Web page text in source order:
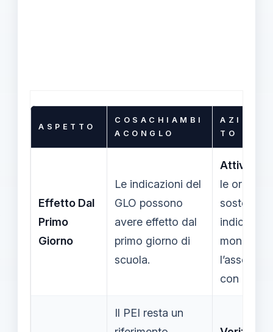
A S P E T T O
C O S A C H I A M B I
A C O N G L O
A Z I O N I S
T O
Effetto Dal
Primo
Giorno
Le indicazioni del
GLO possono
avere effetto dal
primo giorno di
scuola.
Attivare
le ore di
sostegno
indicate;
con
Il PEI resta un